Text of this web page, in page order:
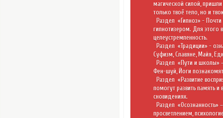
магической силой,
только твоё тело, но и
Раздел «Гипноз» - Почти
гипнотизером. Для этого
целеустремленность.
Раздел «Традиции» -
Суфизм, Славяне, Майя,
Раздел «Пути и школы»
Фен-шуй, Йоги
Раздел «Развитие
помогут развить память и
сновидениях.
Раздел «Осознанность»
просветлением,